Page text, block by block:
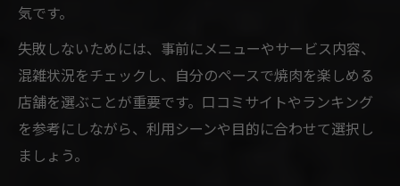
気です。
失敗しないためには、事前にメニューやサービス内容、
混雑状況をチェックし、自分のペースで焼肉を楽しめる
店舗を選ぶことが重要です。口コミサイトやランキング
を参考にしながら、利用シーンや目的に合わせて選択し
ましょう。